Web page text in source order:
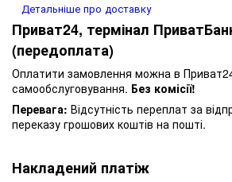
Детальніше про доставку
Приват24, термінал
(передоплата)
Оплатити замовлення можна в Приват24
самообслуговування. Без комісії!
Перевага: Відсутність переплат за
переказу грошових коштів на пошті.
Накладений платіж